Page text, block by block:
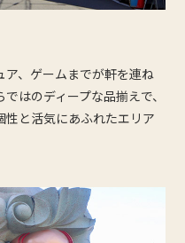
、ゲームまでが軒を連ね
はのディープな品揃えで、
性と活気にあふれたエリア